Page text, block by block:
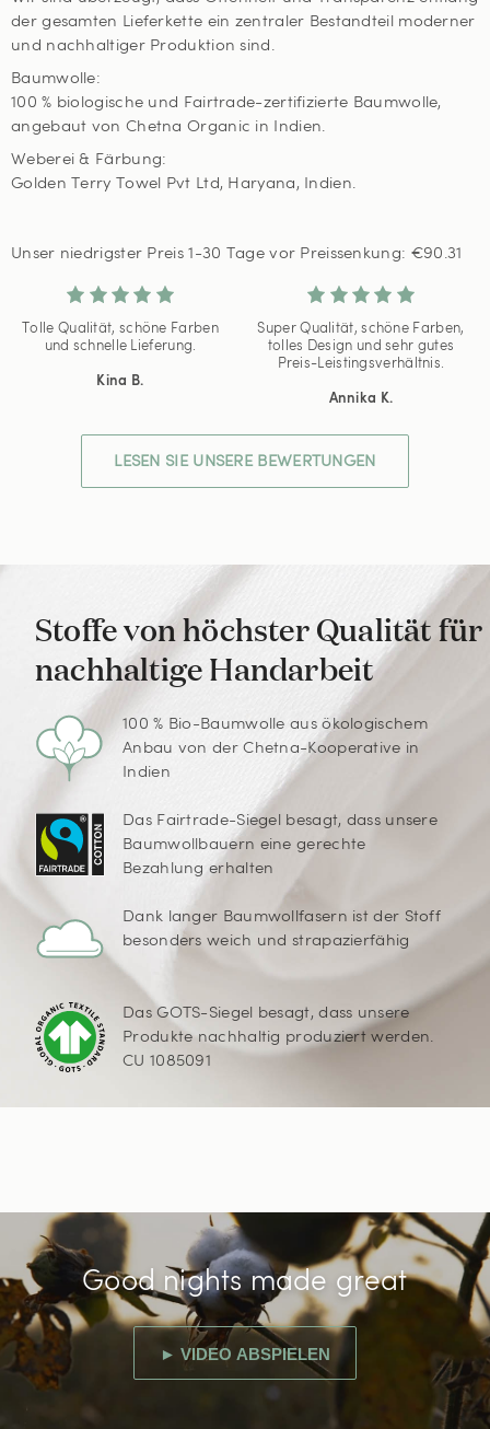
der gesamten Lieferkette ein zentraler Bestandteil moderner
und nachhaltiger Produktion sind.
Baumwolle:
100 % biologische und Fairtrade-zertifizierte Baumwolle,
angebaut von Chetna Organic in Indien.
Weberei & Färbung:
Golden Terry Towel Pvt Ltd, Haryana, Indien.
Unser niedrigster Preis 1-30 Tage vor Preissenkung: €90.31
Tolle Qualität, schöne Farben
und schnelle Lieferung.
Kina B.
Super Qualität, schöne Farben,
tolles Design und sehr gutes
Preis-Leistingsverhältnis.
Annika K.
LESEN SIE UNSERE BEWERTUNGEN
Stoffe von höchster Qualität für
nachhaltige Handarbeit
100 % Bio-Baumwolle aus ökologischem
Anbau von der Chetna-Kooperative in
Indien
Das Fairtrade-Siegel besagt, dass unsere
Baumwollbauern eine gerechte
Bezahlung erhalten
Dank langer Baumwollfasern ist der Stoff
besonders weich und strapazierfähig
Das GOTS-Siegel besagt, dass unsere
Produkte nachhaltig produziert werden.
CU 1085091
Good nights made great
► VIDEO ABSPIELEN